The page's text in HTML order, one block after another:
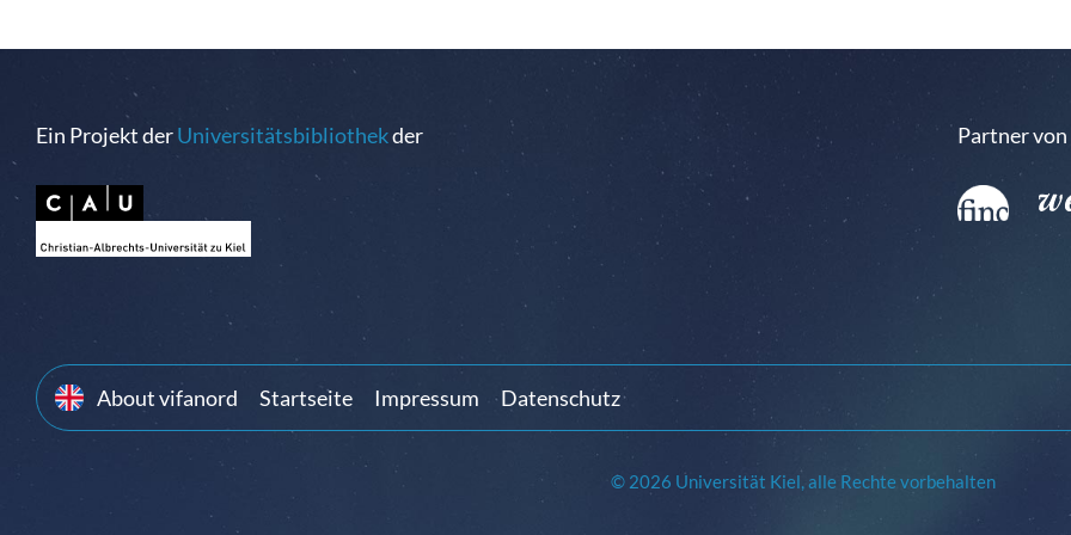
Ein Projekt derUniversitätsbibliothekder Partner von
About vifanord Startseite Impressum Datenschutz
© 2026 Universität Kiel, alle Rechte vorbehalten